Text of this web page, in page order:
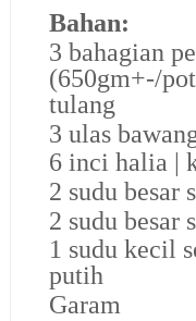
Bahan:
3 bahagian
(650gm+-/
tulang
3 ulas
6 inci halia |
2 sudu besar
2 sudu besar
1 sudu kecil
putih
Garam